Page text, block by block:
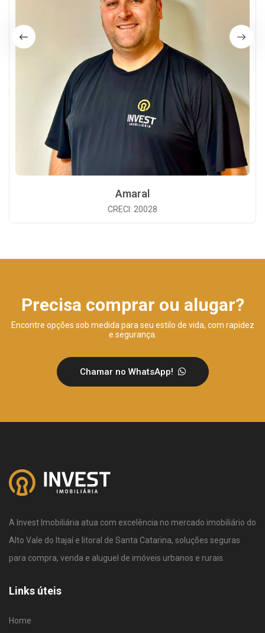
Amaral
CRECI: 20028
Precisa comprar ou alugar?
Encontre opções sob medida para seu estilo de vida, com rapidez
e segurança.
Chamar no WhatsApp!
A Invest Imobiliária atua com excelência no mercado imobiliário do
Alto Vale do Itajaí e litoral de Santa Catarina, soluções seguras
para compra, venda e aluguel de imóveis urbanos e rurais.
Links úteis
Home